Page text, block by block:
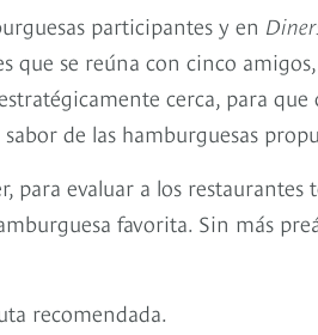
participantes y en
que se reúna con cinco
cerca, para que
de las hamburguesas
para evaluar a los restaurantes
favorita. Sin más
recomendada.